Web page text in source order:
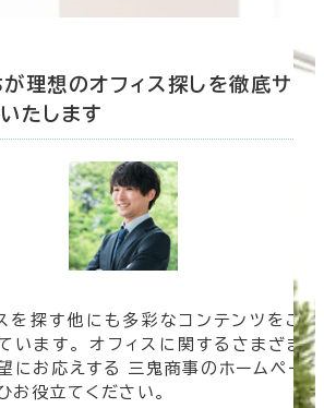
理想のオフィス探しを徹底サ
たします
を探す他にも多彩なコンテンツをご
います。 オフィスに関するさまざま
にお応えする 三鬼商事のホームペー
お役立てください。